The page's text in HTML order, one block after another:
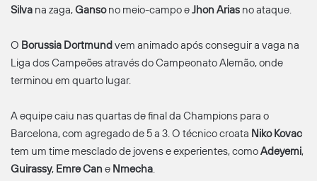
Silva na zaga,Gansono meio-campo eJhon Arias no ataque.
O Borussia Dortmund vem animado após conseguir a vaga na
Liga dos Campeões através do Campeonato Alemão, onde
terminou em quarto lugar.
A equipe caiu nas quartas de final da Champions para o
Barcelona, com agregado de 5 a 3. O técnico croata Niko Kovac
tem um time mesclado de jovens e experientes, comoAdeyemi,
Guirassy, Emre Cane Nmecha.